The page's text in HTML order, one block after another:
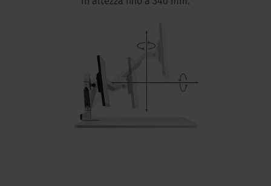
in altezza fino a 340 mm.